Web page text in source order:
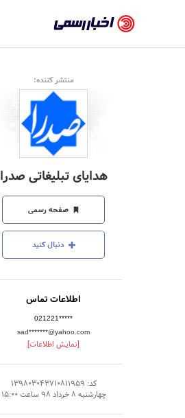
رسمی
-
اخبار
تایید
شده
شرکت‌ها،
سازمان‌ها
و
روابط
عمومی‌ها
منتشر کننده:
هدایای تبلیغاتی صدرا
صفحه رسمی
دنبال کنید
اطلاعات تماس
021221*****
sad*******@yahoo.com
[نمایش اطلاعات]
کد: 139803043710811959
چهارشنبه 8 خرداد 98 ساعت 15:00